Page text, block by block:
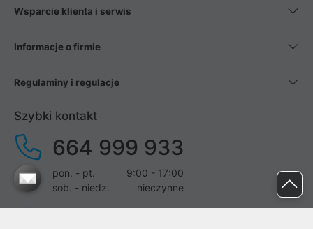
Wsparcie klienta i serwis
Informacje o firmie
Regulaminy i regulacje
Szybki kontakt
664 999 933
pon. - pt.
9:00 - 17:00
sob. - niedz.
nieczynne